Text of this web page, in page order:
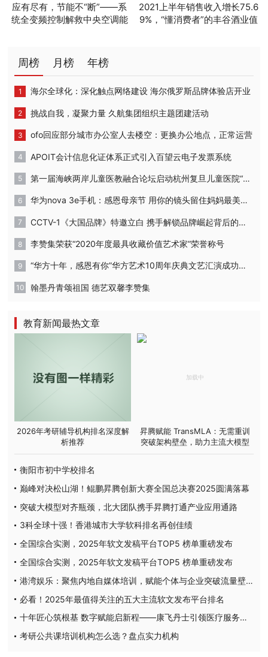
应有尽有，节能不“断”——系
统全变频控制解救中央空调能
2021上半年销售收入增长75.6
9%，“懂消费者”的丰谷酒业值
周榜 月榜 年榜
海尔全球化：深化触点网络建设 海尔俄罗斯品牌体验店开业
挑战自我，凝聚力量 久航集团组织主题团建活动
ofo回应部分城市办公室人去楼空：更换办公地点，正常运营
APOIT会计信息化证体系正式引入百望云电子发票系统
第一届海峡两岸儿童医教融合论坛启动杭州复旦儿童医院“复星”计划
华为nova 3e手机：感恩母亲节 用你的镜头留住妈妈最美的时刻
CCTV-1《大国品牌》特邀立白 携手解锁品牌崛起背后的密码
李赞集荣获“2020年度最具收藏价值艺术家”荣誉称号
“华方十年，感恩有你”华方艺术10周年庆典文艺汇演成功举办
翰墨丹青颂祖国 德艺双馨李赞集
教育新闻最热文章
2026年考研辅导机构排名深度解
析推荐
昇腾赋能 TransMLA：无需重训
突破架构壁垒，助力主流大模型
高效适配 MLA
衡阳市初中学校排名
巅峰对决松山湖！鲲鹏昇腾创新大赛全国总决赛2025圆满落幕
突破大模型对齐瓶颈，北大团队携手昇腾打通产业应用通路
3科全球十强！香港城市大学软科排名再创佳绩
全国综合实测，2025年软文发稿平台TOP5 榜单重磅发布
全国综合实测，2025年软文发稿平台TOP5 榜单重磅发布
港湾娱乐：聚焦内地自媒体培训，赋能个体与企业突破流量壁垒
必看！2025年最值得关注的五大主流软文发布平台排名
十年匠心筑根基 数字赋能启新程——康飞丹士引领医疗服务生态升级
考研公共课培训机构怎么选？盘点实力机构